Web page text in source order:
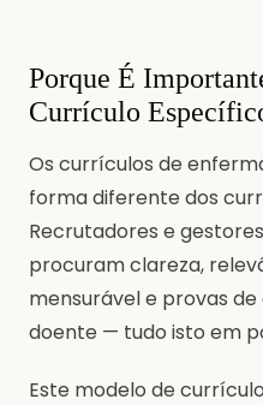
Porque É
Currículo
Os currículos de
forma diferente dos
Recrutadores e
procuram clareza,
mensurável e provas
doente — tudo isto em
Este modelo de